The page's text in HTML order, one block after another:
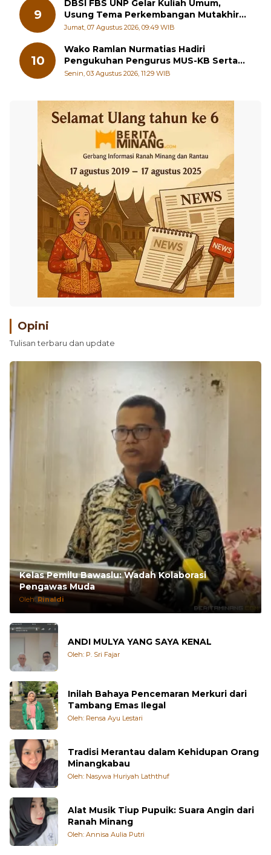
9
DBSI FBS UNP Gelar Kuliah Umum,
Usung Tema Perkembangan Mutakhir
Sastra Dunia
Jumat, 07 Agustus 2026, 09:49 WIB
10
Wako Ramlan Nurmatias Hadiri
Pengukuhan Pengurus MUS-KB Serta
LMKB Periode 2026-2031,
Senin, 03 Agustus 2026, 11:29 WIB
Opini
Tulisan terbaru dan update
Kelas Pemilu Bawaslu: Wadah Kolaborasi
Pengawas Muda
Oleh: Rinaldi
ANDI MULYA YANG SAYA KENAL
Oleh: P. Sri Fajar
Inilah Bahaya Pencemaran Merkuri dari
Tambang Emas Ilegal
Oleh: Rensa Ayu Lestari
Tradisi Merantau dalam Kehidupan Orang
Minangkabau
Oleh: Nasywa Huriyah Laththuf
Alat Musik Tiup Pupuik: Suara Angin dari
Ranah Minang
Oleh: Annisa Aulia Putri